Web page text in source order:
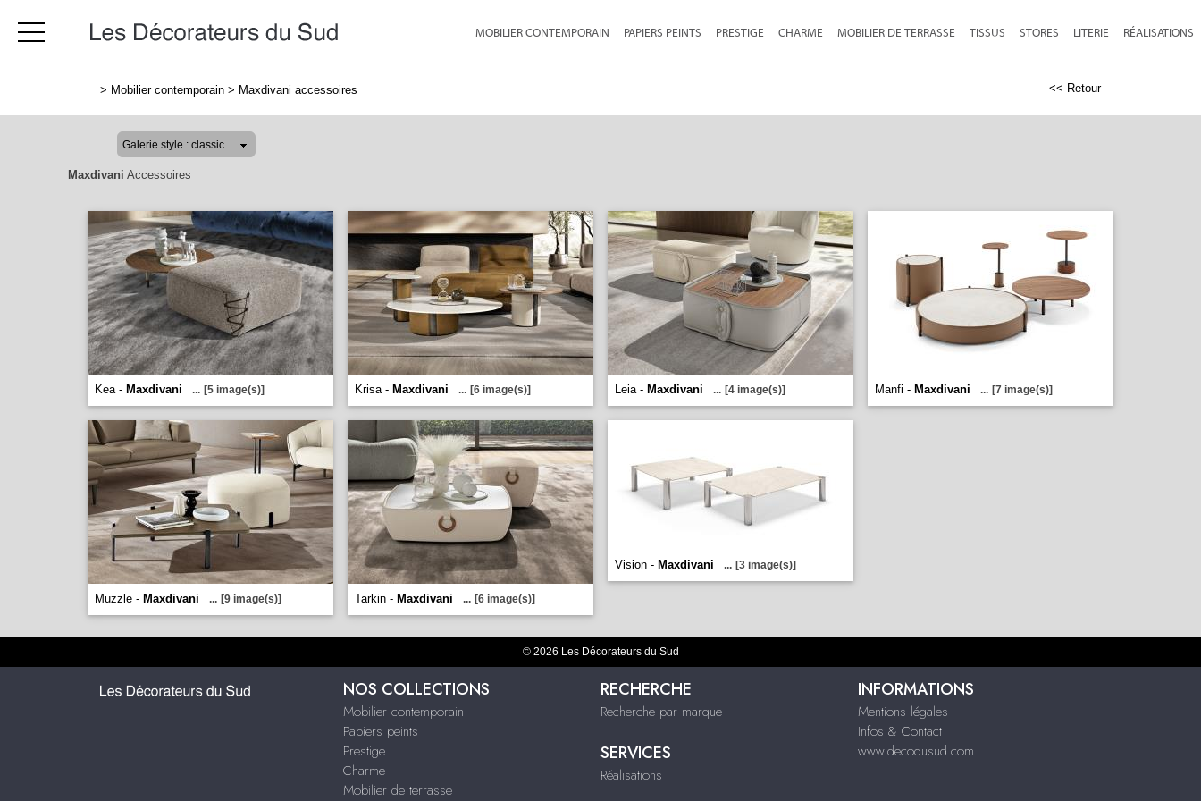
MOBILIER CONTEMPORAIN PAPIERS PEINTS PRESTIGE CHARME MOBILIER DE TERRASSE TISSUS STORES LITERIE RÉALISATIONS
> Mobilier contemporain > Maxdivani accessoires << Retour
Maxdivani Accessoires
Kea - Maxdivani ... [5 image(s)] Krisa - Maxdivani ... [6 image(s)] Leia - Maxdivani ... [4 image(s)] Manfi - Maxdivani ... [7 image(s)]
Muzzle - Maxdivani ... [9 image(s)] Tarkin - Maxdivani ... [6 image(s)]
Vision - Maxdivani ... [3 image(s)]
© 2026 Les Décorateurs du Sud
NOS COLLECTIONS
Mobilier contemporain
Papiers peints
Prestige
Charme
Mobilier de terrasse
RECHERCHE
Recherche par marque
SERVICES
Réalisations
INFORMATIONS
Mentions légales
Infos & Contact
www.decodusud.com